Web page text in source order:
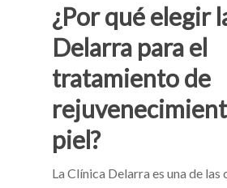
¿Por qué elegir
Delarra para el
tratamiento de
piel?
La Clínica Delarra es una de las